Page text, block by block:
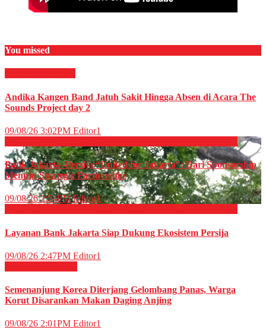
You missed
Andika Kangen Band Jatuh Sakit Hingga Absen di Acara The
Sounds Project day 2
09/08/26 3:02PM Editor1
Bank Jakarta–Persija “United for Jakarta”: Dari Sponsorship
Menuju Strategic Partnership
09/08/26 2:54PMEditor1
Layanan Bank Jakarta Siap Dukung Ekosistem Persija
09/08/26 2:47PM Editor1
Semenanjung Korea Diterjang Gelombang Panas, Warga
Korut Disarankan Makan Daging Anjing
09/08/26 2:01PM Editor1